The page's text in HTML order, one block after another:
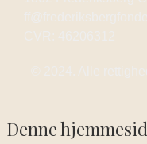
Denne